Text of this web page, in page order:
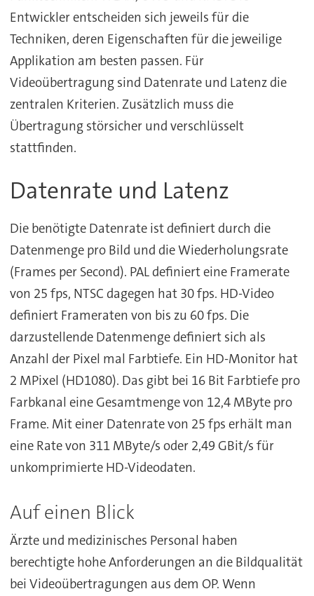
Entwickler entscheiden sich jeweils für die
Techniken, deren Eigenschaften für die jeweilige
Applikation am besten passen. Für
Videoübertragung sind Datenrate und Latenz die
zentralen Kriterien. Zusätzlich muss die
Übertragung störsicher und verschlüsselt
stattfinden.
Datenrate und Latenz
Die benötigte Datenrate ist definiert durch die
Datenmenge pro Bild und die Wiederholungsrate
(Frames per Second). PAL definiert eine Framerate
von 25 fps, NTSC dagegen hat 30 fps. HD-Video
definiert Frameraten von bis zu 60 fps. Die
darzustellende Datenmenge definiert sich als
Anzahl der Pixel mal Farbtiefe. Ein HD-Monitor hat
2 MPixel (HD1080). Das gibt bei 16 Bit Farbtiefe pro
Farbkanal eine Gesamtmenge von 12,4 MByte pro
Frame. Mit einer Datenrate von 25 fps erhält man
eine Rate von 311 MByte/s oder 2,49 GBit/s für
unkomprimierte HD-Videodaten.
Auf einen Blick
Ärzte und medizinisches Personal haben
berechtigte hohe Anforderungen an die Bildqualität
bei Videoübertragungen aus dem OP. Wenn